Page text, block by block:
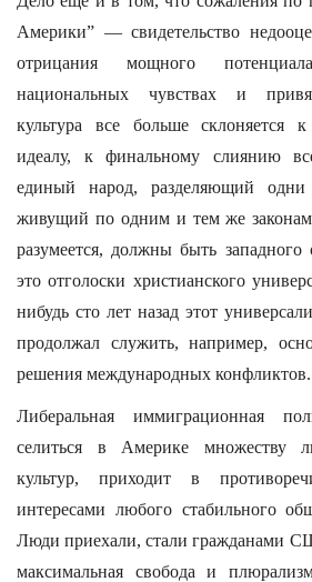
Америки” — свидетельство
отрицания мощного
национальных чувствах и
культура все больше склоняется к
идеалу, к финальному слиянию
единый народ, разделяющий
живущий по одним и тем же
разумеется, должны быть западного
это отголоски христианского
нибудь сто лет назад этот
продолжал служить, например,
решения международных конфликтов.
Либеральная иммиграционная
селиться в Америке множеству
культур, приходит в
интересами любого стабильного
Люди приехали, стали гражданами
максимальная свобода и